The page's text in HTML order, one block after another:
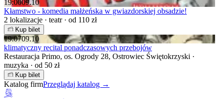
19:0009.10
Kłamstwo - komedia małżeńska w gwiazdorskiej obsadzie!
2 lokalizacje · teatr · od 110 zł
Kup bilet
19:0709.10
klimatyczny recital ponadczasowych przebojów
Restauracja Primo, os. Ogrody 28, Ostrowiec Świętokrzyski ·
muzyka · od 50 zł
Kup bilet
Katalog firmPrzeglądaj katalog →